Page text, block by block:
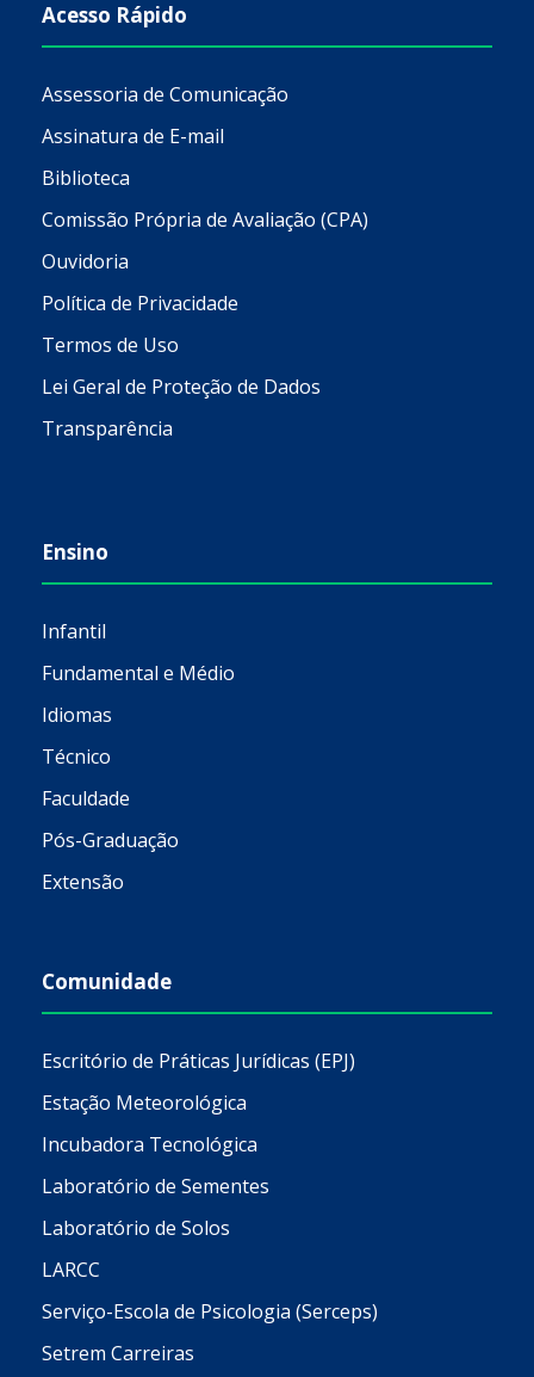
Acesso Rápido
Assessoria de Comunicação
Assinatura de E-mail
Biblioteca
Comissão Própria de Avaliação (CPA)
Ouvidoria
Política de Privacidade
Termos de Uso
Lei Geral de Proteção de Dados
Transparência
Ensino
Infantil
Fundamental e Médio
Idiomas
Técnico
Faculdade
Pós-Graduação
Extensão
Comunidade
Escritório de Práticas Jurídicas (EPJ)
Estação Meteorológica
Incubadora Tecnológica
Laboratório de Sementes
Laboratório de Solos
LARCC
Serviço-Escola de Psicologia (Serceps)
Setrem Carreiras